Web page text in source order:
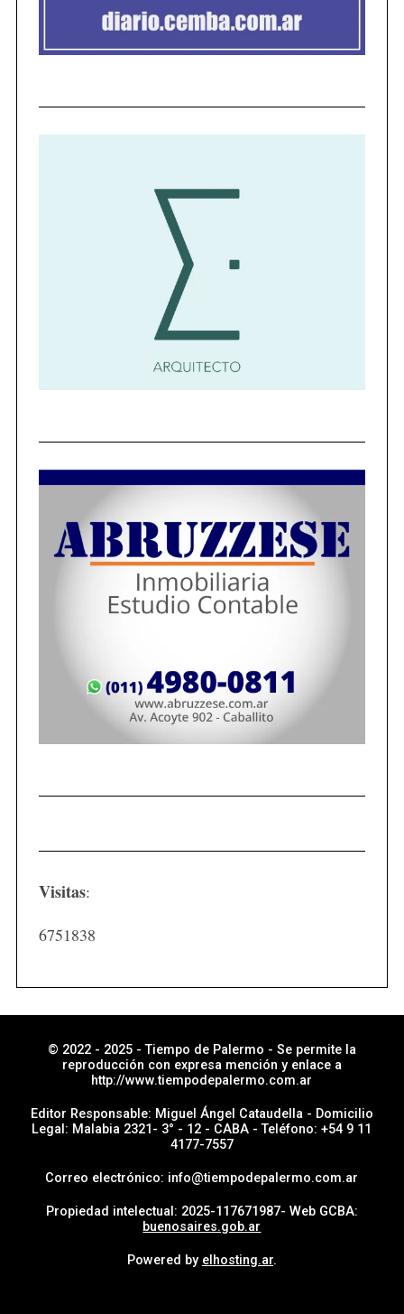
Visitas:
6751838
© 2022 - 2025 - Tiempo de Palermo - Se permite la
reproducción con expresa mención y enlace a
http://www.tiempodepalermo.com.ar
Editor Responsable: Miguel Ángel Cataudella - Domicilio
Legal: Malabia 2321- 3° - 12 - CABA - Teléfono: +54 9 11
4177-7557
Correo electrónico: info@tiempodepalermo.com.ar
Propiedad intelectual: 2025-117671987- Web GCBA:
buenosaires.gob.ar
Powered by elhosting.ar.